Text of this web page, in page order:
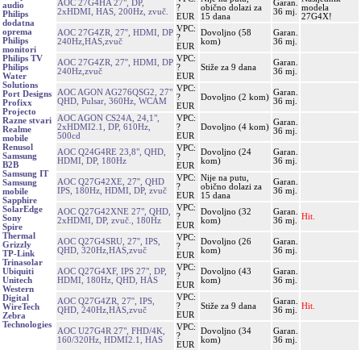
audio
Philips
dodatna
oprema
Philips
monitori
Philips TV
Philips
Water
Solutions
Port Designs
Profixx
Projecto
Razne stvari
Realme
mobile
Renusol
Samsung
B2B
Samsung IT
Samsung
mobile
Sapphire
SolarEdge
Sony
Spire
Thermal
Grizzly
TP-Link
Trinasolar
Ubiquiti
Unitech
Western
Digital
WireTech
Zebra
Technologies
AOC 27G4HA 27", DP,
2xHDMI, HAS, 200Hz, zvuč.
?
EUR
obično dolazi za
15 dana
Garan.
36 mj.
modela
27G4X!
AOC 27G4ZR, 27'', HDMI, DP
240Hz,HAS,zvuč
VPC:
?
EUR
Dovoljno (58
kom)
Garan.
36 mj.
AOC 27G4ZR, 27'', HDMI, DP
240Hz,zvuč
VPC:
?
EUR
Stiže za 9 dana
Garan.
36 mj.
AOC AGON AG276QSG2, 27"
QHD, Pulsar, 360Hz, WCAM
VPC:
?
EUR
Dovoljno (2 kom)
Garan.
36 mj.
AOC AGON CS24A, 24,1",
2xHDMI2.1, DP, 610Hz,
500cd
VPC:
?
EUR
Dovoljno (4 kom)
Garan.
36 mj.
AOC Q24G4RE 23,8", QHD,
HDMI, DP, 180Hz
VPC:
?
EUR
Dovoljno (24
kom)
Garan.
36 mj.
AOC Q27G42XE, 27'', QHD
IPS, 180Hz, HDMI, DP, zvuč
VPC:
?
EUR
Nije na putu,
obično dolazi za
15 dana
Garan.
36 mj.
AOC Q27G42XNE 27", QHD,
2xHDMI, DP, zvuč., 180Hz
VPC:
?
EUR
Dovoljno (32
kom)
Garan.
36 mj.
Hit.
AOC Q27G4SRU, 27'', IPS,
QHD, 320Hz,HAS,zvuč
VPC:
?
EUR
Dovoljno (26
kom)
Garan.
36 mj.
AOC Q27G4XF, IPS 27", DP,
HDMI, 180Hz, QHD, HAS
VPC:
?
EUR
Dovoljno (43
kom)
Garan.
36 mj.
AOC Q27G4ZR, 27'', IPS,
QHD, 240Hz,HAS,zvuč
VPC:
?
EUR
Stiže za 9 dana
Garan.
36 mj.
Hit.
AOC U27G4R 27", FHD/4K,
160/320Hz, HDMI2.1, HAS
VPC:
?
EUR
Dovoljno (34
kom)
Garan.
36 mj.